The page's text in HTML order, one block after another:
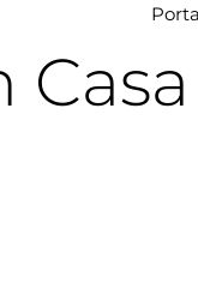
Casa